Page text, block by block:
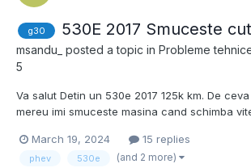
g30 530E 2017 Smuceste
msandu_ posted a topic in Probleme
5
Va salut Detin un 530e 2017 125k km. De
mereu imi smuceste masina cand schimba
parca schimba greu si se simte ca ceva nu e
persista doar cand e motorul pornit! pe e...
March 19, 2024 15 replies
phev 530e (and 2 more)